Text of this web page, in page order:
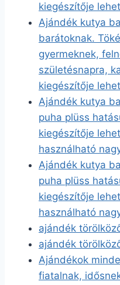
kiegészítője
Ajándék kutya
barátoknak.
gyermeknek,
születésnapra,
kiegészítője
Ajándék kutya
puha plüss
kiegészítője
használható
Ajándék kutya
puha plüss
kiegészítője
használható
ajándék
ajándék
Ajándékok
fiatalnak,